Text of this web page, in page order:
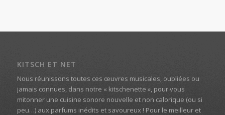
KITSCH ET NET
Nous réunissons toutes ces œuvres musicales, oubliées ou
jamais connues, dans notre « kitschenette », pour vous
mitonner une cuisine sonore nouvelle et non calorique (ou si
peu…) aux parfums inédits et savoureux ! Pour le meilleur et